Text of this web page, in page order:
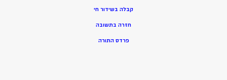
קבלה בשידור חי
חזרה בתשובה
פרדס התורה